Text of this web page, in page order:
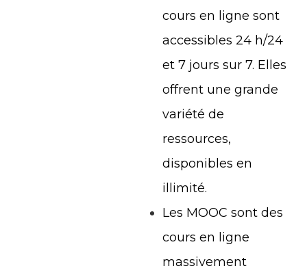
cours en ligne sont
accessibles 24 h/24
et 7 jours sur 7. Elles
offrent une grande
variété de
ressources,
disponibles en
illimité.
Les MOOC sont des
cours en ligne
massivement